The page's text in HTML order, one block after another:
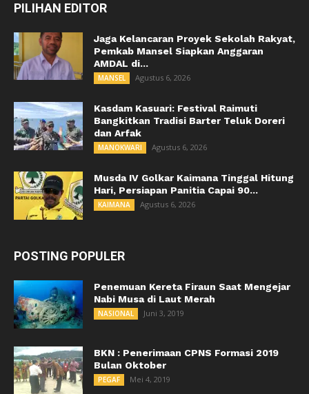
PILIHAN EDITOR
Jaga Kelancaran Proyek Sekolah Rakyat,
Pemkab Mansel Siapkan Anggaran
AMDAL di...
MANSEL Agustus 6, 2026
Kasdam Kasuari: Festival Raimuti
Bangkitkan Tradisi Barter Teluk Doreri
dan Arfak
MANOKWARI Agustus 6, 2026
Musda IV Golkar Kaimana Tinggal Hitung
Hari, Persiapan Panitia Capai 90...
KAIMANA Agustus 6, 2026
POSTING POPULER
Penemuan Kereta Firaun Saat Mengejar
Nabi Musa di Laut Merah
NASIONAL Juni 3, 2019
BKN : Penerimaan CPNS Formasi 2019
Bulan Oktober
PEGAF Mei 4, 2019